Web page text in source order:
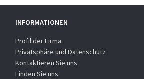
INFORMATIONEN
Profil der Firma
Privatsphäre und Datenschutz
Kontaktieren Sie uns
Finden Sie uns